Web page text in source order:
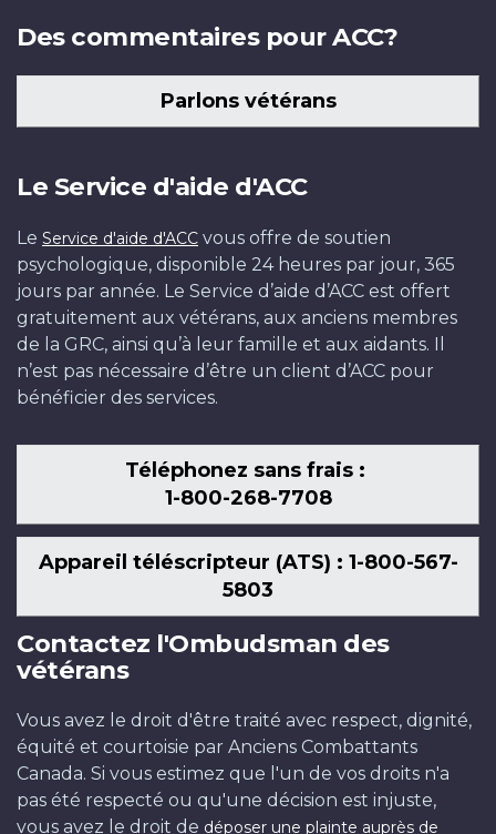
Des commentaires pour ACC?
Parlons vétérans
Le Service d'aide d'ACC
Le Service d'aide d'ACC vous offre de soutien
psychologique, disponible 24 heures par jour, 365
jours par année. Le Service d’aide d’ACC est offert
gratuitement aux vétérans, aux anciens membres
de la GRC, ainsi qu’à leur famille et aux aidants. Il
n’est pas nécessaire d’être un client d’ACC pour
bénéficier des services.
Téléphonez sans frais :
1-800-268-7708
Appareil téléscripteur (ATS) : 1-800-567-
5803
Contactez l'Ombudsman des
vétérans
Vous avez le droit d'être traité avec respect, dignité,
équité et courtoisie par Anciens Combattants
Canada. Si vous estimez que l'un de vos droits n'a
pas été respecté ou qu'une décision est injuste,
vous avez le droit de déposer une plainte auprès de